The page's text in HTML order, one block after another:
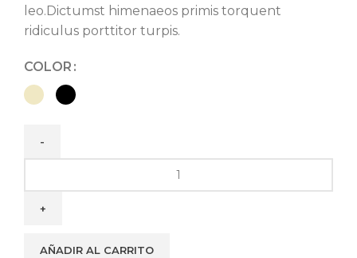
leo.Dictumst himenaeos primis torquent
ridiculus porttitor turpis.
COLOR
AÑADIR AL CARRITO